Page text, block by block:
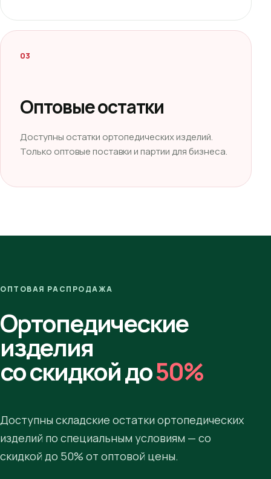
03
Оптовые остатки
Доступны остатки ортопедических изделий.
Только оптовые поставки и партии для бизнеса.
ОПТОВАЯ РАСПРОДАЖА
Ортопедические
изделия
со скидкой до50%
Доступны складские остатки ортопедических
изделий по специальным условиям — со
скидкой до 50% от оптовой цены.